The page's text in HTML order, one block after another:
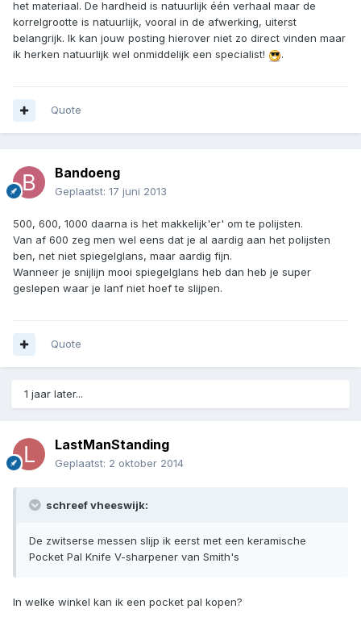
het materiaal. De hardheid is natuurlijk één verhaal maar de
korrelgrootte is natuurlijk, vooral in de afwerking, uiterst
belangrijk. Ik kan jouw posting hierover niet zo direct vinden maar
ik herken natuurlijk wel onmiddelijk een specialist!
.
Quote
Bandoeng
Geplaatst: 17 juni 2013
500, 600, 1000 daarna is het makkelijk'er' om te polijsten.
Van af 600 zeg men wel eens dat je al aardig aan het polijsten
ben, net niet spiegelglans, maar aardig fijn.
Wanneer je snijlijn mooi spiegelglans heb dan heb je super
geslepen waar je lanf niet hoef te slijpen.
Quote
1 jaar later...
LastManStanding
Geplaatst: 2 oktober 2014
schreef vheeswijk:
De zwitserse messen slijp ik eerst met een keramische
Pocket Pal Knife V-sharpener van Smith's
In welke winkel kan ik een pocket pal kopen?